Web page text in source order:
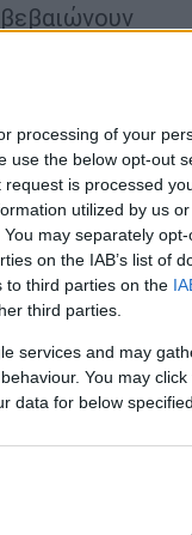
processing of your
use the below opt-out
is processed
utilized by us
may separately
on the IAB’s list of
to third parties on the
third parties.
services and may
You may
data for below
σε οριακή
να
να έρθουν
που
θα